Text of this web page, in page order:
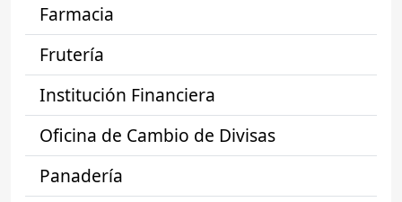
Farmacia
Frutería
Institución Financiera
Oficina de Cambio de Divisas
Panadería